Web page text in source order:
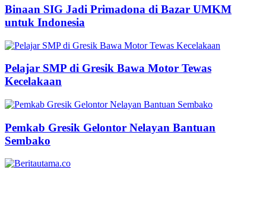
Binaan SIG Jadi Primadona di Bazar UMKM
untuk Indonesia
Pelajar SMP di Gresik Bawa Motor Tewas
Kecelakaan
Pemkab Gresik Gelontor Nelayan Bantuan
Sembako